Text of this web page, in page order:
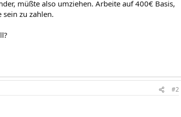
müßte also umziehen. Arbeite auf 400€ Basis,
zu zahlen.
#2